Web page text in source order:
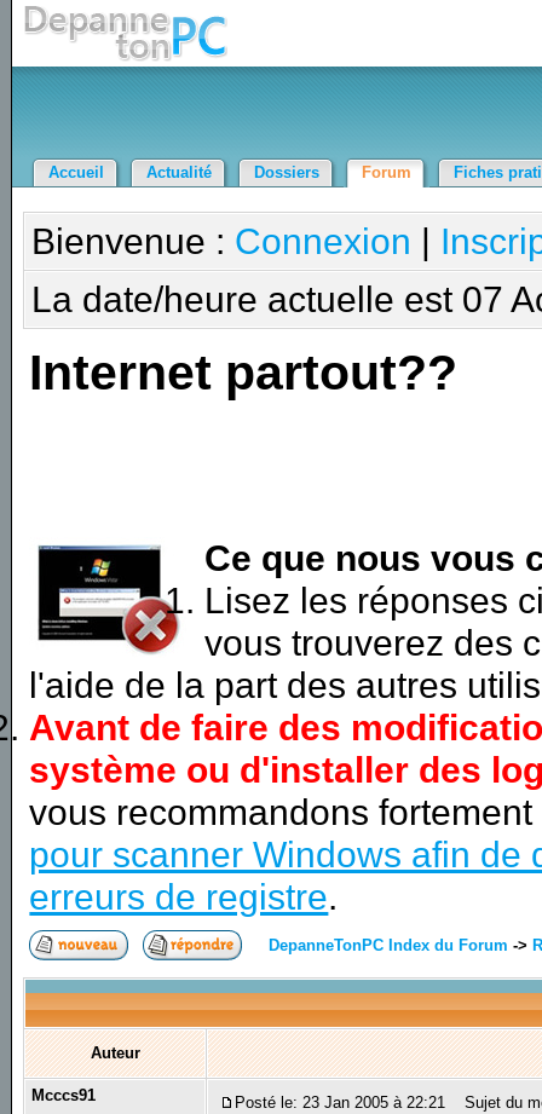
Accueil Actualité Dossiers Forum Fiches
Bienvenue : Connexion |
La date/heure actuelle est 07
Internet partout??
Ce que nous vous
Lisez les réponses
vous trouverez des
l'aide de la part des autres
Avant de faire des
système ou d'installer des
vous recommandons
pour scanner Windows afin de
erreurs de registre.
DepanneTonPC Index du Forum ->
Auteur
Mcccs91 Posté le: 23 Jan 2005 à 22:21 Sujet du